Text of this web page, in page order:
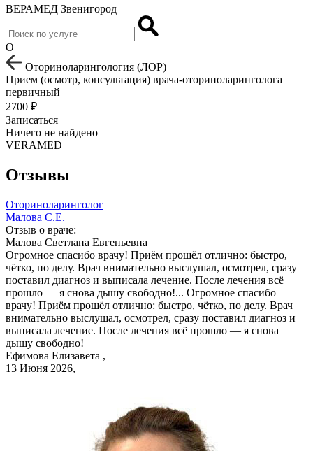
ВЕРАМЕД Звенигород
О
Оториноларингология (ЛОР)
Прием (осмотр, консультация) врача-оториноларинголога
первичный
2700 ₽
Записаться
Ничего не найдено
VERAMED
Отзывы
Оториноларинголог
Малова С.Е.
Отзыв о враче:
Малова Светлана Евгеньевна
Огромное спасибо врачу! Приём прошёл отлично: быстро,
чётко, по делу. Врач внимательно выслушал, осмотрел, сразу
поставил диагноз и выписала лечение. После лечения всё
прошло — я снова дышу свободно!... Огромное спасибо
врачу! Приём прошёл отлично: быстро, чётко, по делу. Врач
внимательно выслушал, осмотрел, сразу поставил диагноз и
выписала лечение. После лечения всё прошло — я снова
дышу свободно!
Ефимова Елизавета ,
13 Июня 2026,